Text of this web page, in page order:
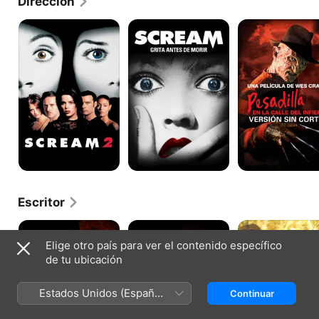
Scream
2:
Grita
a
gritar
Scream:
Grita
Antes
Morir
Pesadilla
en
Calle
del
Infierno
Escritor
Pesadilla
la
infierno
Pesadilla
la
2
La
casa
izquierda
Elige otro país para ver el contenido específico
de tu ubicación
Estados Unidos (Español
México)
Continuar